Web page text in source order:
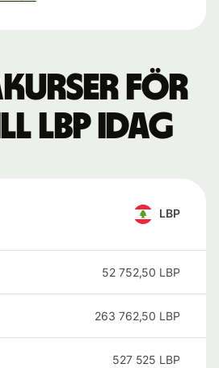
för
LBP idag
LBP
52 752,50 LBP
263 762,50 LBP
527 525 LBP